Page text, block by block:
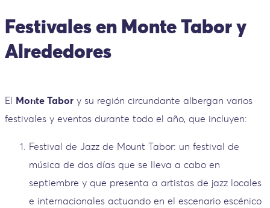
Festivales en Monte Tabor y
Alrededores
El Monte Tabor y su región circundante albergan varios
festivales y eventos durante todo el año, que incluyen:
Festival de Jazz de Mount Tabor: un festival de
música de dos días que se lleva a cabo en
septiembre y que presenta a artistas de jazz locales
e internacionales actuando en el escenario escénico